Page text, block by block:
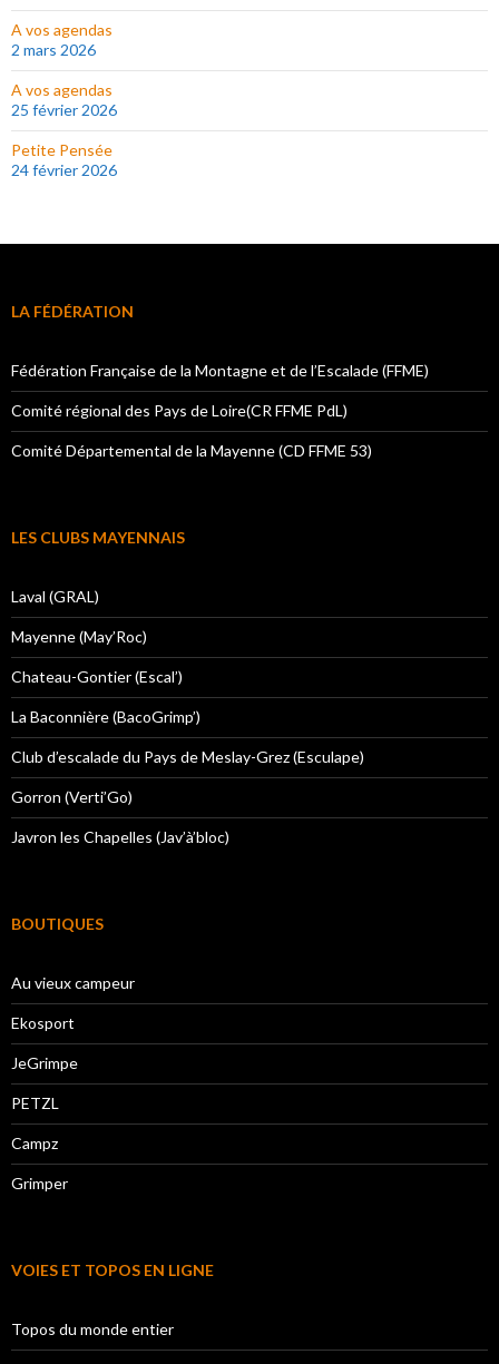
A vos agendas
2 mars 2026
A vos agendas
25 février 2026
Petite Pensée
24 février 2026
LA FÉDÉRATION
Fédération Française de la Montagne et de l’Escalade (FFME)
Comité régional des Pays de Loire(CR FFME PdL)
Comité Départemental de la Mayenne (CD FFME 53)
LES CLUBS MAYENNAIS
Laval (GRAL)
Mayenne (May’Roc)
Chateau-Gontier (Escal’)
La Baconnière (BacoGrimp’)
Club d’escalade du Pays de Meslay-Grez (Esculape)
Gorron (Verti’Go)
Javron les Chapelles (Jav’à’bloc)
BOUTIQUES
Au vieux campeur
Ekosport
JeGrimpe
PETZL
Campz
Grimper
VOIES ET TOPOS EN LIGNE
Topos du monde entier